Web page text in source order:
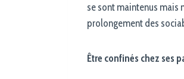
se sont maintenus mais
prolongement des
Être confinés chez ses